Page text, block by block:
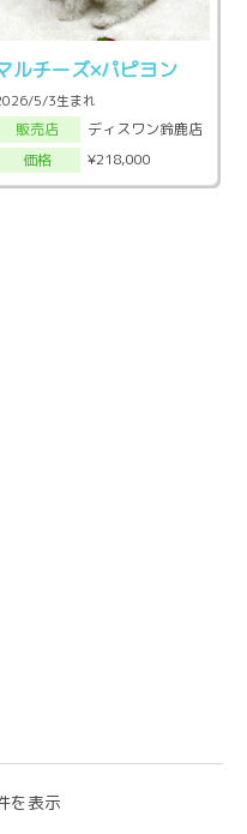
ルチーズ×パピヨン
5/3生まれ
販売店
ディスワン鈴鹿店
価格
¥218,000
表示